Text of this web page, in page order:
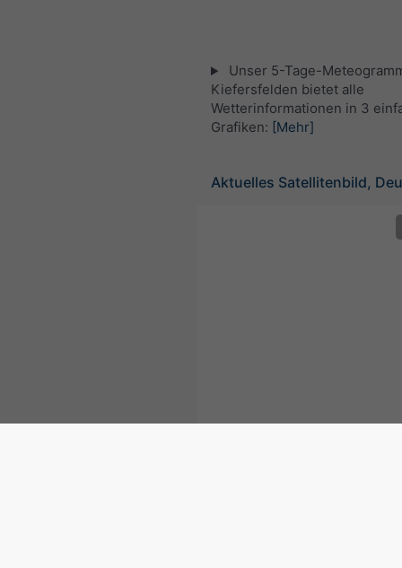
Unser 5-Tage-
Kiefersfelden bietet alle
Wetterinformationen in 3
Grafiken: [Mehr]
Aktuelles Satellitenbild,